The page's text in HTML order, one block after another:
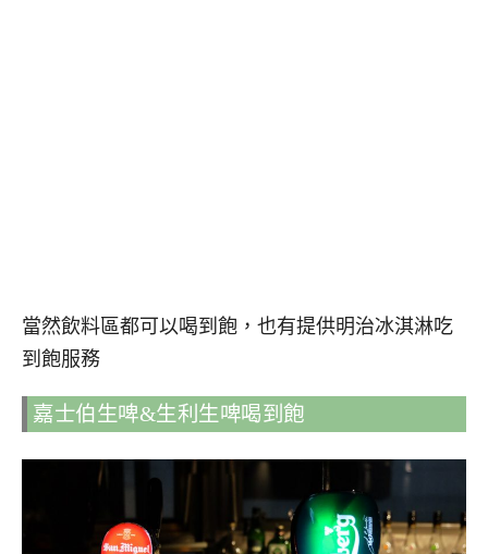
當然飲料區都可以喝到飽，也有提供明治冰淇淋吃
到飽服務
嘉士伯生啤&生利生啤喝到飽